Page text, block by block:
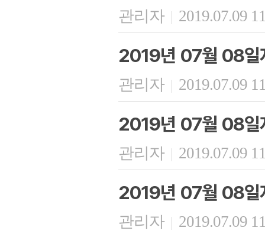
관리자 | 2019.07.09
2019년 07월 08일
관리자 | 2019.07.09
2019년 07월 08일
관리자 | 2019.07.09
2019년 07월 08일
관리자 | 2019.07.09